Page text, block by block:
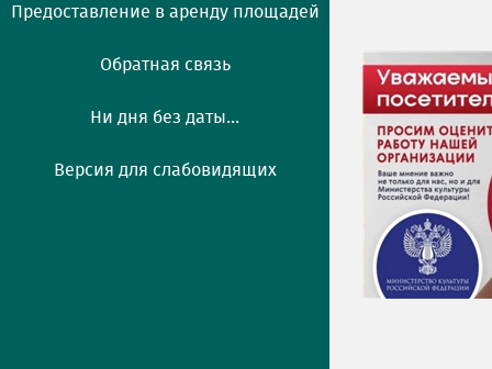
Предоставление в аренду площадей
Обратная связь
Ни дня без даты...
Версия для слабовидящих